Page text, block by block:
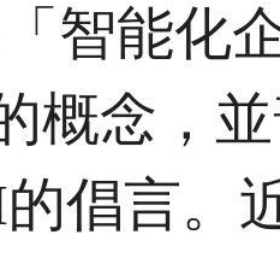
智能化
概念，
倡言。